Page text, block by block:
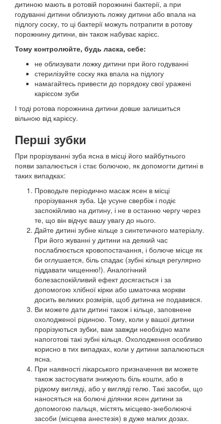
дитиною мають в ротовій порожнині бактерії, а при
годуванні дитини облизують ложку дитини або впала на
підлогу соску, то ці бактерії можуть потрапити в ротову
порожнину дитини, він також набуває карієс.
Тому контролюйте, будь ласка, себе:
не облизувати ложку дитини при його годуванні
стерилізуйте соску яка впала на підлогу
намагайтесь привести до порядоку свої уражені
карієсом зуби
І тоді ротова порожнина дитини довше залишиться
вільною від карієсу.
Перші зубки
При прорізуванні зуба ясна в місці його майбутнього
появи запалюється і стає болючою, як допомогти дитині в
таких випадках:
Проводьте періодично масаж ясен в місці
прорізування зуба. Це усуне свербіж і подіє
заспокійливо на дитину, і не в останню чергу через
те, що він відчує вашу увагу до нього.
Дайте дитині зубне кільце з синтетичного матеріалу.
При його жуванні у дитини на деякий час
послаблюється кровопостачання, і болюче місце як
би оглушается, біль спадає (зубні кільця регулярно
піддавати чищенню!). Аналогічний
болезаспокійливий ефект досягається і за
допомогою хлібної кірки або шматочка моркви
досить великих розмірів, щоб дитина не подавився.
Ви можете дати дитині також і кільце, заповнене
охолодженої рідиною. Тому, коли у вашої дитини
прорізуються зубки, вам завжди необхідно мати
напоготові такі зубні кільця. Охолодження особливо
корисно в тих випадках, коли у дитини запалюються
ясна.
При наявності лікарського призначення ви можете
також застосувати знижують біль кошти, або в
рідкому вигляді, або у вигляді гелю. Такі засоби, що
наносяться на болючі ділянки ясен дитини за
допомогою пальця, містять місцево-знеболюючі
засоби (місцева анестезія) в дуже малих дозах.